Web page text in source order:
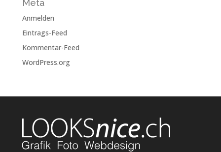
Meta
Anmelden
Eintrags-Feed
Kommentar-Feed
WordPress.org